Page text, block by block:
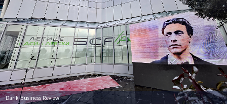
Darik Business Review